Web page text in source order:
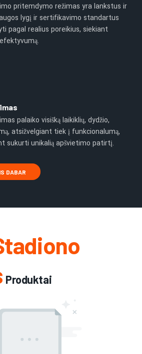
pritemdymo režimas yra lankstus ir
lygį ir sertifikavimo standartus
pagal realius poreikius, siekiant
palaiko visišką laikiklių, dydžio,
atsižvelgiant tiek į funkcionalumą,
sukurti unikalią apšvietimo patirtį.
DABAR
Produktai